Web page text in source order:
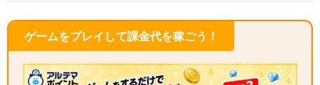
ゲームをプレイして課金代を稼ごう！